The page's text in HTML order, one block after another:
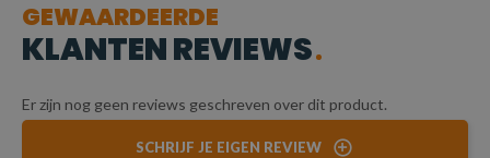
GEWAARDEERDE
KLANTEN REVIEWS
Er zijn nog geen reviews geschreven over dit product.
SCHRIJF JE EIGEN REVIEW